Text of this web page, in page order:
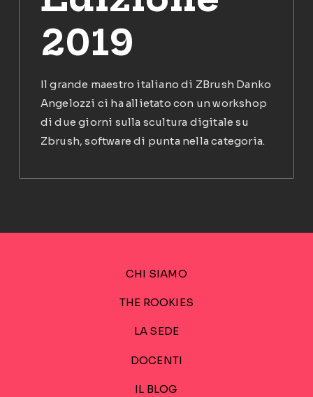
2019
Il grande maestro italiano di ZBrush Danko
Angelozzi ci ha allietato con un workshop
di due giorni sulla scultura digitale su
Zbrush, software di punta nella categoria.
CHI SIAMO
THE ROOKIES
LA SEDE
DOCENTI
IL BLOG